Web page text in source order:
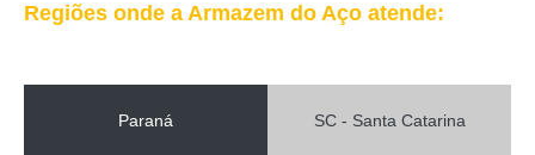
Regiões onde a Armazem do Aço atende:
Paraná SC - Santa Catarina